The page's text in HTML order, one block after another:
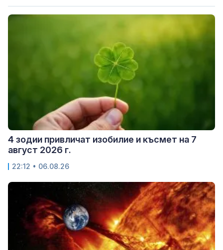
4 зодии привличат изобилие и късмет на 7
август 2026 г.
22:12 • 06.08.26